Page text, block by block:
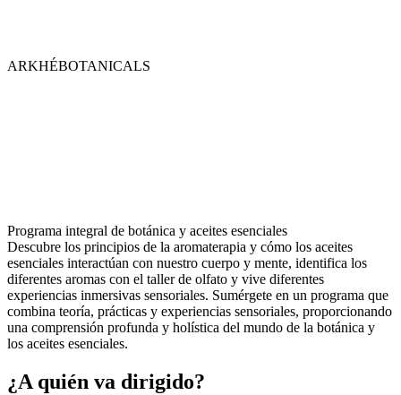
ARKHÉBOTANICALS
Programa integral de botánica y aceites esenciales
Descubre los principios de la aromaterapia y cómo los aceites
esenciales interactúan con nuestro cuerpo y mente, identifica los
diferentes aromas con el taller de olfato y vive diferentes
experiencias inmersivas sensoriales. Sumérgete en un programa que
combina teoría, prácticas y experiencias sensoriales, proporcionando
una comprensión profunda y holística del mundo de la botánica y
los aceites esenciales.
¿A quién va dirigido?